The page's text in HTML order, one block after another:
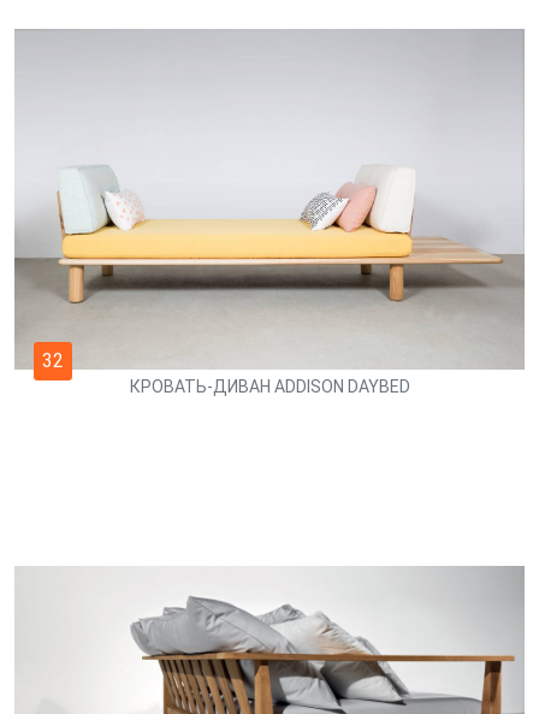
32
КРОВАТЬ-ДИВАН ADDISON DAYBED